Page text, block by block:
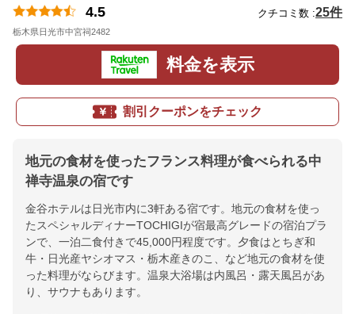
4.5 クチコミ数 :25件
栃木県日光市中宮祠2482
料金を表示
割引クーポンをチェック
地元の食材を使ったフランス料理が食べられる中
禅寺温泉の宿です
金谷ホテルは日光市内に3軒ある宿です。地元の食材を使っ
たスペシャルディナーTOCHIGIが宿最高グレードの宿泊プラ
ンで、一泊二食付きで45,000円程度です。夕食はとちぎ和
牛・日光産ヤシオマス・栃木産きのこ、など地元の食材を使
った料理がならびます。温泉大浴場は内風呂・露天風呂があ
り、サウナもあります。